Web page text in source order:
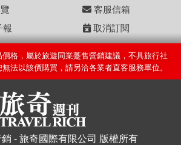
客服信箱
報
取消訂閱
格，屬於旅遊同業躉售營銷建議，不具旅行社
法以該價購買，請另洽各業者直客服務單位。
- 旅奇國際有限公司 版權所有